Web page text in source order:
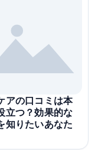
アの口コミは本
立つ？効果的な
知りたいあなた